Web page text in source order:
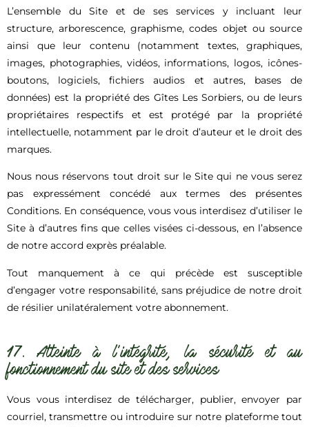
L’ensemble du Site et de ses services y incluant leur
structure, arborescence, graphisme, codes objet ou source
ainsi que leur contenu (notamment textes, graphiques,
images, photographies, vidéos, informations, logos, icônes-
boutons, logiciels, fichiers audios et autres, bases de
données) est la propriété des Gîtes Les Sorbiers, ou de leurs
propriétaires respectifs et est protégé par la propriété
intellectuelle, notamment par le droit d’auteur et le droit des
marques.
Nous nous réservons tout droit sur le Site qui ne vous serez
pas expressément concédé aux termes des présentes
Conditions. En conséquence, vous vous interdisez d’utiliser le
Site à d’autres fins que celles visées ci-dessous, en l’absence
de notre accord exprès préalable.
Tout manquement à ce qui précède est susceptible
d’engager votre responsabilité, sans préjudice de notre droit
de résilier unilatéralement votre abonnement.
17. Atteinte à l’intégrité, la sécurité et au
fonctionnement du site et des services
Vous vous interdisez de télécharger, publier, envoyer par
courriel, transmettre ou introduire sur notre plateforme tout